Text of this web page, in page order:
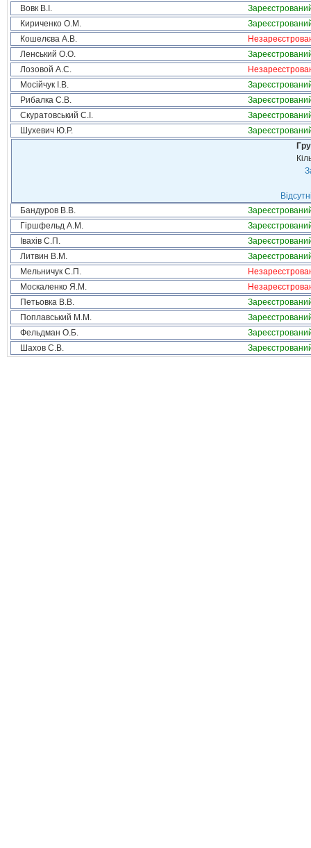
Вовк В.І.
Кириченко О.М.
Кошелєва А.В.
Ленський О.О.
Лозовой А.С.
Мосійчук І.В.
Рибалка С.В.
Скуратовський С.І.
Шухевич Ю.Р.
Бандуров В.В.
Гіршфельд А.М.
Івахів С.П.
Литвин В.М.
Мельничук С.П.
Москаленко Я.М.
Петьовка В.В.
Поплавський М.М.
Фельдман О.Б.
Шахов С.В.